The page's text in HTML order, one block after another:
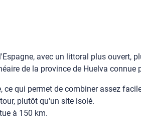
avec un littoral plus ouvert,
de la province de Huelva
qui permet de combiner assez
plutôt qu'un site isolé.
à 150 km.